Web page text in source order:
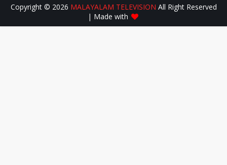
Copyright © 2026 MALAYALAM TELEVISION All Right Reserved
| Made with